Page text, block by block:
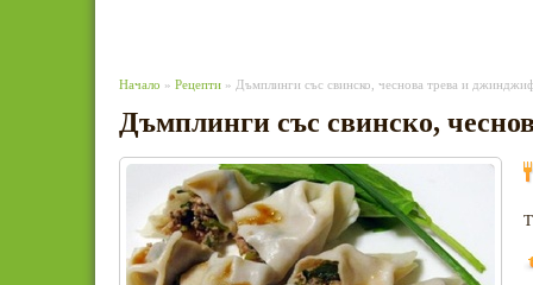
Начало » Рецепти » Дъмплинги със свинско, чеснова трева и
Дъмплинги със свинско,